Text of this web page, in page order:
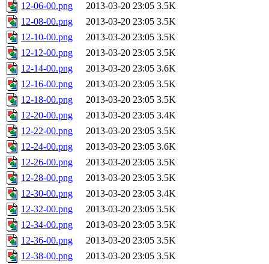
12-06-00.png
2013-03-20 23:05 3.5K
12-08-00.png
2013-03-20 23:05 3.5K
12-10-00.png
2013-03-20 23:05 3.5K
12-12-00.png
2013-03-20 23:05 3.5K
12-14-00.png
2013-03-20 23:05 3.6K
12-16-00.png
2013-03-20 23:05 3.5K
12-18-00.png
2013-03-20 23:05 3.5K
12-20-00.png
2013-03-20 23:05 3.4K
12-22-00.png
2013-03-20 23:05 3.5K
12-24-00.png
2013-03-20 23:05 3.6K
12-26-00.png
2013-03-20 23:05 3.5K
12-28-00.png
2013-03-20 23:05 3.5K
12-30-00.png
2013-03-20 23:05 3.4K
12-32-00.png
2013-03-20 23:05 3.5K
12-34-00.png
2013-03-20 23:05 3.5K
12-36-00.png
2013-03-20 23:05 3.5K
12-38-00.png
2013-03-20 23:05 3.5K